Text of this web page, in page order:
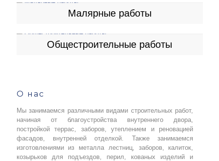
Малярные работы
Общестроительные работы
О нас
Мы занимаемся различными видами строительных работ,
начиная от благоустройства внутреннего двора,
постройкой террас, заборов, утеплением и реновацией
фасадов, внутренней отделкой. Также занимаемся
изготовлениями из металла лестниц, заборов, калиток,
козырьков для подъездов, перил, кованых изделий и